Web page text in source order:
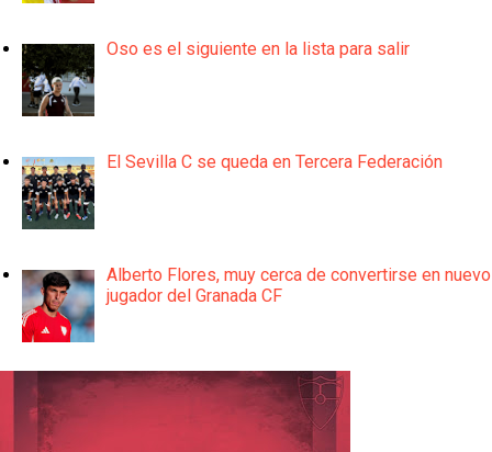
Oso es el siguiente en la lista para salir
El Sevilla C se queda en Tercera Federación
Alberto Flores, muy cerca de convertirse en nuevo
jugador del Granada CF